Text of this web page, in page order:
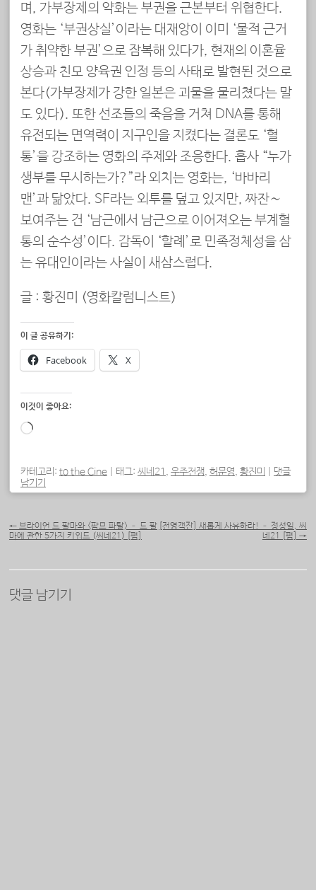
며, 가부장제의 약화는 부권을 근본부터 위협한다.
영화는 ‘부권상실’이라는 대재앙이 이미 ‘물적 근거
가 취약한 부권’으로 잠복해 있다가, 현재의 이혼율
상승과 친모 양육권 인정 등의 사태로 발현된 것으로
본다(가부장제가 강한 일본은 괴물을 물리쳤다는 말
도 있다). 또한 선조들의 죽음을 거쳐 DNA를 통해
유전되는 면역력이 지구인을 지켰다는 결론도 ‘혈
통’을 강조하는 영화의 주제와 조응한다. 흡사 “누가
생부를 무시하는가?”라 외치는 영화는, ‘바바리
맨’과 닮았다. SF라는 외투를 덮고 있지만, 짜잔∼
보여주는 건 ‘남근에서 남근으로 이어져오는 부계혈
통의 순수성’이다. 감독이 ‘할례’로 민족정체성을 삼
는 유대인이라는 사실이 새삼스럽다.
글 : 황진미 (영화칼럼니스트)
이 글 공유하기:
Facebook X
이것이 좋아요:
로
중...
카테고리: to the Cine 태그: 씨네21 , 우주전쟁, 허문영, 황진미
댓글
남기기
← 브라이언 드 팔마와 <팜므 파탈> – 드 팔
마에 관한 5가지 키워드 (씨네21) [펌]
[전영객잔] 새롭게 사유하라! – 정성일, 씨
네21 [펌] →
댓글 남기기